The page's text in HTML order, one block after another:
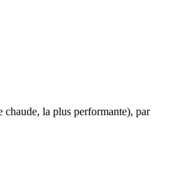
la plus performante), par